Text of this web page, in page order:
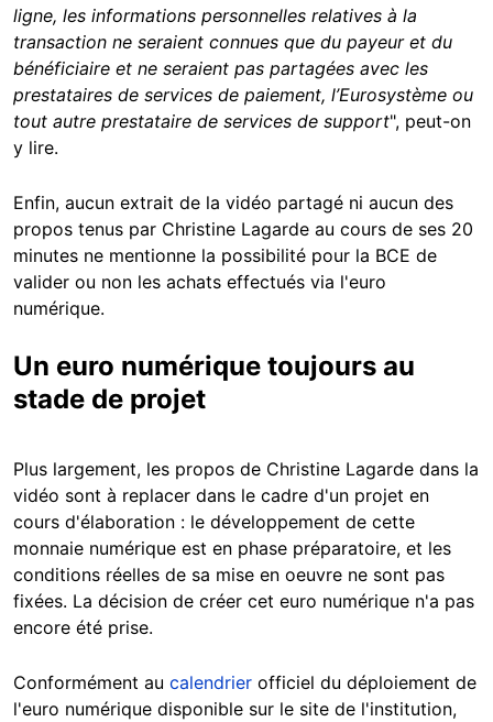
ligne, les informations personnelles relatives à la
transaction ne seraient connues que du payeur et du
bénéficiaire et ne seraient pas partagées avec les
prestataires de services de paiement, l’Eurosystème ou
tout autre prestataire de services de support", peut-on
y lire.
Enfin, aucun extrait de la vidéo partagé ni aucun des
propos tenus par Christine Lagarde au cours de ses 20
minutes ne mentionne la possibilité pour la BCE de
valider ou non les achats effectués via l'euro
numérique.
Un euro numérique toujours au
stade de projet
Plus largement, les propos de Christine Lagarde dans la
vidéo sont à replacer dans le cadre d'un projet en
cours d'élaboration : le développement de cette
monnaie numérique est en phase préparatoire, et les
conditions réelles de sa mise en oeuvre ne sont pas
fixées. La décision de créer cet euro numérique n'a pas
encore été prise.
Conformément au calendrier officiel du déploiement de
l'euro numérique disponible sur le site de l'institution,